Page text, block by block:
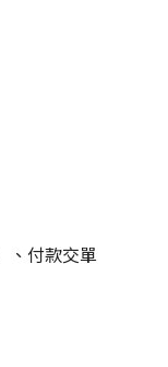
、付款交單